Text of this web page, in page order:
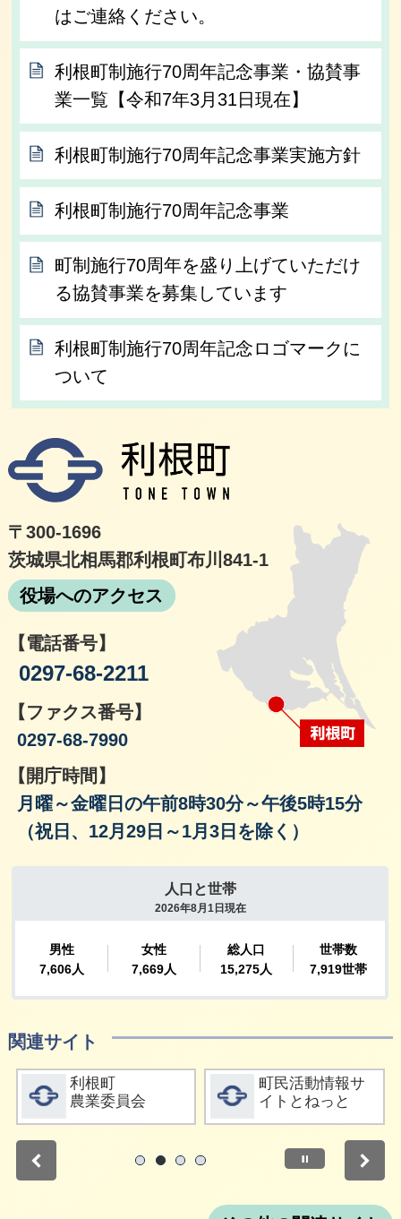
はご連絡ください。
利根町制施行70周年記念事業・協賛事
業一覧【令和7年3月31日現在】
利根町制施行70周年記念事業実施方針
利根町制施行70周年記念事業
町制施行70周年を盛り上げていただけ
る協賛事業を募集しています
利根町制施行70周年記念ロゴマークに
ついて
〒300-1696
茨城県北相馬郡利根町布川841-1
役場へのアクセス
【電話番号】
0297-68-2211
【ファクス番号】
0297-68-7990
【開庁時間】
月曜～金曜日の午前8時30分～午後5時15分
（祝日、12月29日～1月3日を除く）
関連サイト
詳細をみる
利根町
農業委員会
詳細をみる
町民活動情報サ
イトとねっと
停止